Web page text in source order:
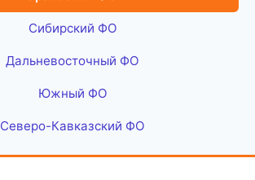
Сибирский ФО
Дальневосточный ФО
Южный ФО
Северо-Кавказский ФО